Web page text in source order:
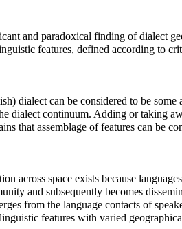
and paradoxical finding of dialect
features, defined according to
dialect can be considered to be
dialect continuum. Adding or taking
that assemblage of features can be
across space exists because
and subsequently becomes
from the language contacts of
features with varied